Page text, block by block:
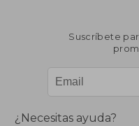
Suscríbete
¿Necesitas ayuda?